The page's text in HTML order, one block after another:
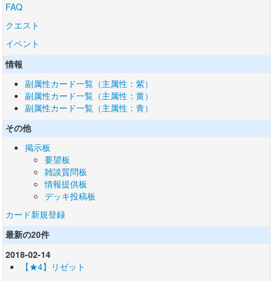
FAQ
クエスト
イベント
情報
副属性カード一覧（主属性：紫）
副属性カード一覧（主属性：黄）
副属性カード一覧（主属性：青）
その他
掲示板
要望板
雑談質問板
情報提供板
デッキ投稿板
カード新規登録
最新の20件
2018-02-14
【★4】リゼット